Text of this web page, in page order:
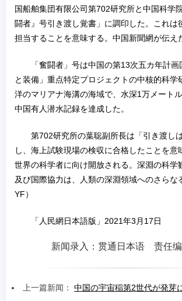
国船舶集団有限公司第702研究所と中国科学
闘者』号引き渡し覚書」に調印した。これ
担当することを意味する。中国新聞網が伝え
「奮闘者」号は中国の第13次五カ年計
と装備」重点特定プロジェクトの中核的科
洋のマリアナ海溝の海域で、水深1万メート
中国有人潜水記録を達成した。
第702研究所の葉聡副所長は「引き渡し
し、海上試験現場の検収に合格したことを
世界の科学者に向け開放される。深淵の科
及び国際協力は、人類の深淵領域へのさら
YF）
「人民網日本語版」2021年3月17日
新闻录入：贯通日本语 责任
上一篇新闻： 中国の宇宙稲第2世代が発芽